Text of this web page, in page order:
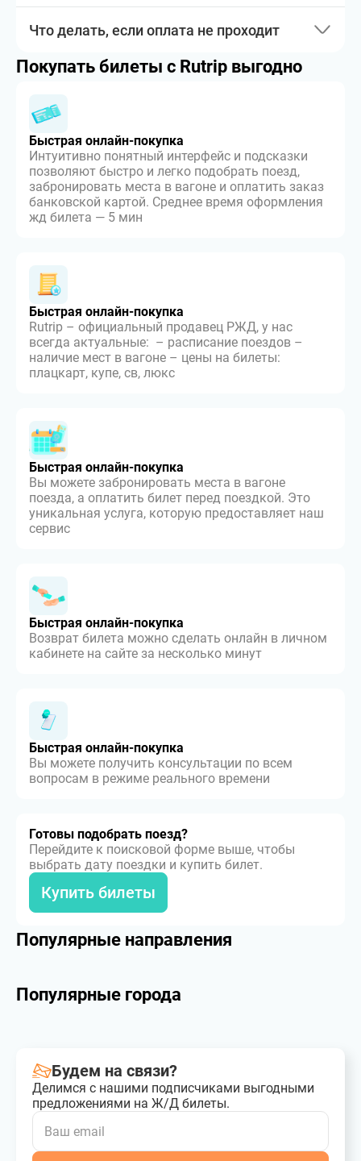
Что делать, если оплата не проходит
Покупать билеты с Rutrip выгодно
Быстрая онлайн-покупка
Интуитивно понятный интерфейс и подсказки
позволяют быстро и легко подобрать поезд,
забронировать места в вагоне и оплатить заказ
банковской картой. Среднее время оформления
жд билета — 5 мин
Быстрая онлайн-покупка
Rutrip – официальный продавец РЖД, у нас
всегда актуальные: – расписание поездов –
наличие мест в вагоне – цены на билеты:
плацкарт, купе, св, люкс
Быстрая онлайн-покупка
Вы можете забронировать места в вагоне
поезда, а оплатить билет перед поездкой. Это
уникальная услуга, которую предоставляет наш
сервис
Быстрая онлайн-покупка
Возврат билета можно сделать онлайн в личном
кабинете на сайте за несколько минут
Быстрая онлайн-покупка
Вы можете получить консультации по всем
вопросам в режиме реального времени
Готовы подобрать поезд?
Перейдите к поисковой форме выше, чтобы
выбрать дату поездки и купить билет.
Купить билеты
Популярные направления
Популярные города
Будем на связи?
Делимся с нашими подписчиками выгодными
предложениями на Ж/Д билеты.